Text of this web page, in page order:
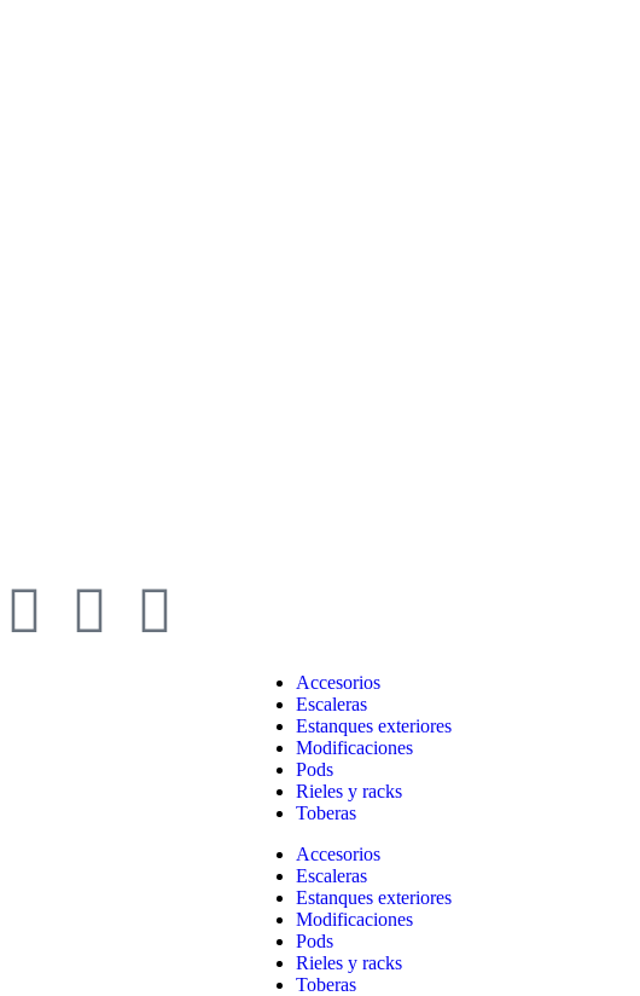
Accesorios
Escaleras
Estanques exteriores
Modificaciones
Pods
Rieles y racks
Toberas
Accesorios
Escaleras
Estanques exteriores
Modificaciones
Pods
Rieles y racks
Toberas